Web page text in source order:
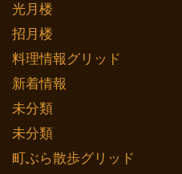
光月楼
招月楼
料理情報グリッド
新着情報
未分類
未分類
町ぶら散歩グリッド